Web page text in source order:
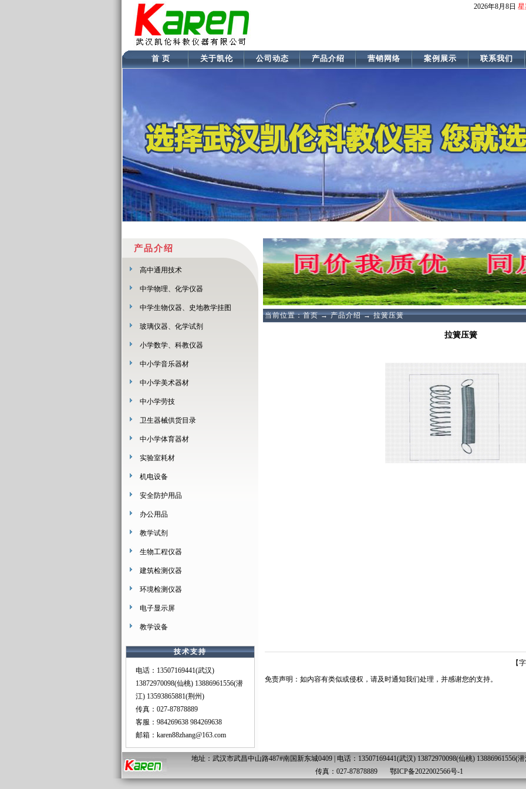
2026年8月8日
首 页 关于凯伦 公司动态 产品介绍 营销网络 案例展示 联系我们
产品介绍
高中通用技术
中学物理、化学仪器
中学生物仪器、史地教学挂图
玻璃仪器、化学试剂
小学数学、科教仪器
中小学音乐器材
中小学美术器材
中小学劳技
卫生器械供货目录
中小学体育器材
实验室耗材
机电设备
安全防护用品
办公用品
教学试剂
生物工程仪器
建筑检测仪器
环境检测仪器
电子显示屏
教学设备
技术支持
电话：13507169441(武汉)
13872970098(仙桃) 13886961556(潜
江) 13593865881(荆州)
传真：027-87878889
客服： 984269638 984269638
邮箱： karen88zhang@163.com
当前位置：首页→产品介绍→拉簧压簧
拉簧压簧
【
免责声明：如内容有类似或侵权，请及时通知我们处理，并感谢您的支持。
地址：武汉市武昌中山路487#南国新东城0409 | 电话：13507169441(武汉) 13872970098(仙桃) 13886961556(
传真：027-87878889 鄂ICP备2022002566号-1